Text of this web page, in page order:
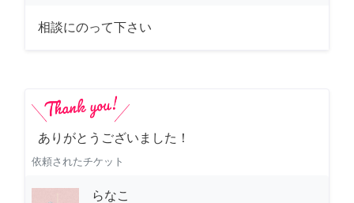
相談にのって下さい
ありがとうございました！
依頼されたチケット
らなこ